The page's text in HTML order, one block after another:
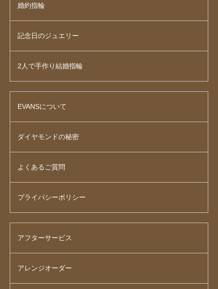
婚約指輪
記念日のジュエリー
2人で手作り結婚指輪
EVANSについて
ダイヤモンドの秘密
よくあるご質問
プライバシーポリシー
アフターサービス
アレンジオーダー